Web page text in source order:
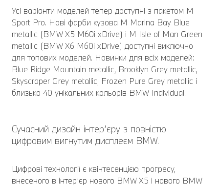
Усі варіанти моделей тепер доступні з пакетом M
Sport Pro. Нові фарби кузова M Marina Bay Blue
metallic (BMW X5 M60i xDrive) і M Isle of Man Green
metallic (BMW X6 M60i xDrive) доступні виключно
для топових моделей. Новинки для всіх моделей:
Blue Ridge Mountain metallic, Brooklyn Grey metallic,
Skyscraper Grey metallic, Frozen Pure Grey metallic і
близько 40 унікальних кольорів BMW Individual.
Сучасний дизайн інтер’єру з повністю
цифровим вигнутим дисплеєм BMW.
Цифрові технології є квінтесенцією прогресу,
внесеного в інтер’єр нового BMW X5 і нового BMW